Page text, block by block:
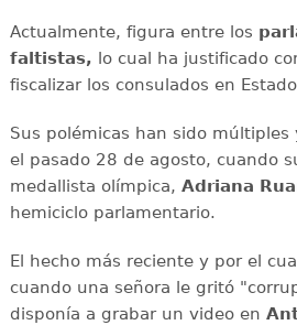
Actualmente, figura entre los
faltistas, lo cual ha justificado
fiscalizar los consulados en
Sus polémicas han sido
el pasado 28 de agosto, cuando
medallista olímpica, Adriana
hemiciclo parlamentario.
El hecho más reciente y por el
cuando una señora le gritó
disponía a grabar un video en